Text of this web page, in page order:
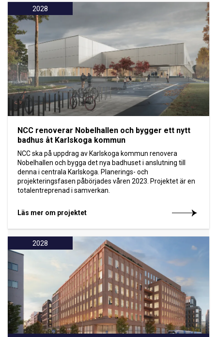
2028
NCC renoverar Nobelhallen och bygger ett nytt
badhus åt Karlskoga kommun
NCC ska på uppdrag av Karlskoga kommun renovera
Nobelhallen och bygga det nya badhuset i anslutning till
denna i centrala Karlskoga. Planerings- och
projekteringsfasen påbörjades våren 2023. Projektet är en
totalentreprenad i samverkan.
Läs mer om projektet
2028